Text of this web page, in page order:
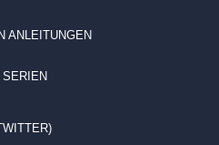
ANLEITUNGEN